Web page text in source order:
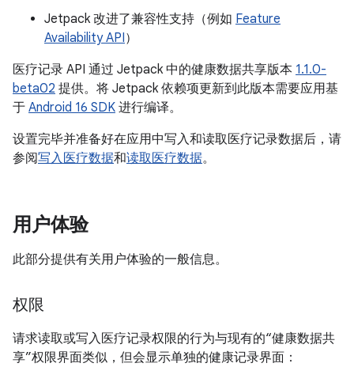
Jetpack 改进了兼容性支持（例如 Feature
Availability API）
医疗记录 API 通过 Jetpack 中的健康数据共享版本 1.1.0-
beta02 提供。将 Jetpack 依赖项更新到此版本需要应用基
于 Android 16 SDK 进行编译。
设置完毕并准备好在应用中写入和读取医疗记录数据后，请
参阅写入医疗数据和读取医疗数据。
用户体验
此部分提供有关用户体验的一般信息。
权限
请求读取或写入医疗记录权限的行为与现有的“健康数据共
享”权限界面类似，但会显示单独的健康记录界面：